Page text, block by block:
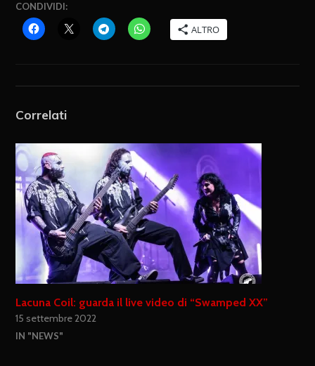
CONDIVIDI:
ALTRO
Correlati
Lacuna Coil: guarda il live video di “Swamped XX”
15 settembre 2022
IN "NEWS"